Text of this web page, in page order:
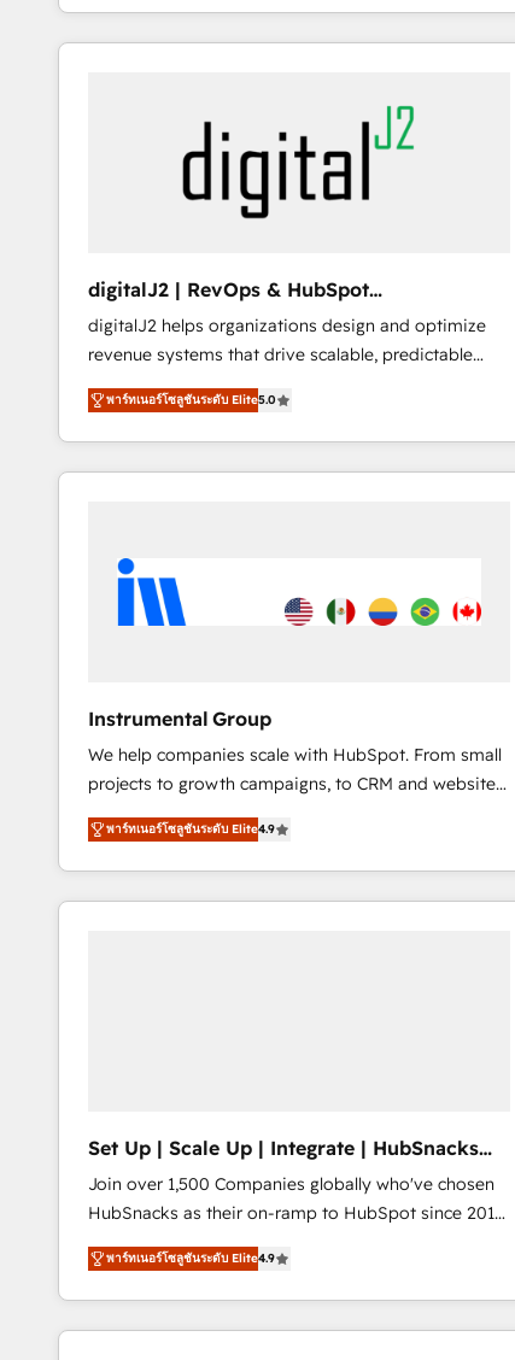
accreditations
Loop Marketing framework through expert-led
services, smart agents, and purpose-built apps,
buyer journey for clean data, scalability, & reporting.
🎯Demand Gen & ABM: Drive pipeline with inbound,
ABM, AEO, SEO, & paid media. 👩‍💻Web Design:
Build high-performing websites with UX, messaging,
AI, & maximize AEO with tailored AI services. 🧩
Integrations: Extend HubSpot with custom
integrations, hosting, & maintenance.
digitalJ2 | RevOps & HubSpot
Implementations
digitalJ2 helps organizations design and optimize
revenue systems that drive scalable, predictable
growth. As a triple-accredited HubSpot Solutions
Partner, we specialize in both strategic RevOps
planning and hands-on technical execution - building
the operational foundation companies need to
Franchises - Professional Services - And more! How
we help: ✔️ Full HubSpot implementations and portal
optimization ✔️ Data migrations, CRM architecture,
based engagements and ongoing RevOps
partnerships, we guide organizations through the
revenue maturity model - delivering the right
improvements at the right time so operations
evolve strategically and sustainably as the business
grows.
พาร์ทเนอร์โซลูชันระดับ Elite5.0
Instrumental Group
We help companies scale with HubSpot. From small
projects to growth campaigns, to CRM and websites.
Hire an agency that's experienced in every inch of
HubSpot and willing to work hand-in-hand with your
team to simplify the complex and build a better
experience for your team and customers.
พาร์ทเนอร์โซลูชันระดับ Elite4.9
Set Up | Scale Up | Integrate | HubSnacks
FlexPlan
Join over 1,500 Companies globally who've chosen
HubSnacks as their on-ramp to HubSpot since 2014
Simple pay-as-you-go plans that accelerate value...
1️⃣ Set Up | Onboarding New or Check-fixing existing
HubSpot portals 2️⃣ Scale Up | 100% HubSpot Task
Execution... Global 24/7 ... All Experts 3️⃣ Integrate |
พาร์ทเนอร์โซลูชันระดับ Elite4.9